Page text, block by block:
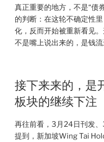
真正重要的地方，不是“债
的判断：在这轮不确定性
化，反而开始被重新看见
不是嘴上说出来的，是钱流
接下来来的，是
板块的继续下注
再往前看，3月24日刊发
提到，新加坡Wing Tai